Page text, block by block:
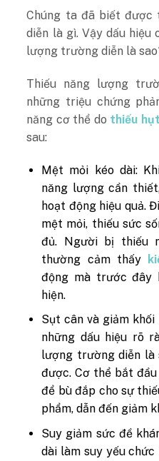
Chúng ta đã biết được
diễn là gì. Vậy dấu
lượng trường diễn là
Thiếu năng lượng
những triệu chứng
năng cơ thể do thiếu
sau:
Mệt mỏi kéo dài:
năng lượng cần
hoạt động hiệu quả.
mệt mỏi, thiếu sức
đủ. Người bị thiếu
thường cảm thấy
động mà trước đây
hiện.
Sụt cân và giảm
những dấu hiệu rõ
lượng trường diễn là
được. Cơ thể bắt
để bù đắp cho sự
phẩm, dẫn đến giảm
Suy giảm sức đề
dài làm suy yếu chức